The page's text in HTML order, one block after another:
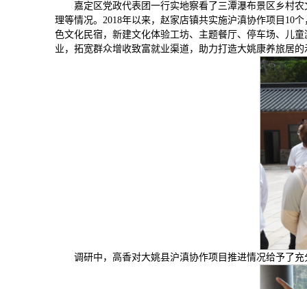
嘉定区党政代表团一行实地察看了三潭瀑布景区乡村
理等情况。2018年以来，赵家店镇共实施沪滇协作项目10
色文化民宿，新建文化体验工坊、主题餐厅、停车场、儿
业，拓宽群众增收致富就业渠道，助力打造大姚康养旅居的
调研中，高香对大姚县沪滇协作项目推进情况给予了